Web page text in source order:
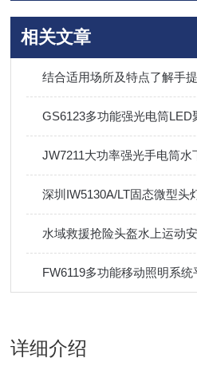
相关文章
结合适用场所及特点了解手
深圳IW5130A/LT固态微型头
详细介绍